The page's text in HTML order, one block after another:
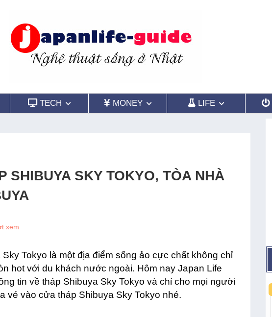
TECH MONEY LIFE
SHIBUYA SKY TOKYO, TÒA NHÀ
xem
Tokyo là một địa điểm sống ảo cực chất không chỉ
hot với du khách nước ngoài. Hôm nay Japan Life
tin về tháp Shibuya Sky Tokyo và chỉ cho mọi người
vé vào cửa tháp Shibuya Sky Tokyo nhé.